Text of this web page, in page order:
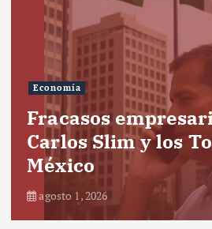
Economía
Fracasos
Carlos Slim y los
México
agosto 1, 2026